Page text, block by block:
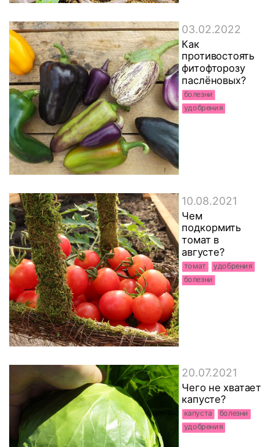
03.02.2022
Как
противостоять
фитофторозу
паслёновых?
болезни
удобрения
10.08.2021
Чем
подкормить
томат в
августе?
томат
удобрения
болезни
20.07.2021
Чего не хватает
капусте?
капуста
болезни
удобрения